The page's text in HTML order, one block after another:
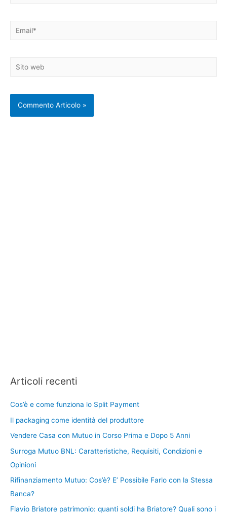
Email*
Sito
Articoli recenti
Cos’è e come funziona lo Split Payment
Il packaging come identità del produttore
Vendere Casa con Mutuo in Corso Prima e Dopo 5 Anni
Surroga Mutuo BNL: Caratteristiche, Requisiti, Condizioni e
Opinioni
Rifinanziamento Mutuo: Cos’è? E’ Possibile Farlo con la Stessa
Banca?
Flavio Briatore patrimonio: quanti soldi ha Briatore? Quali sono i